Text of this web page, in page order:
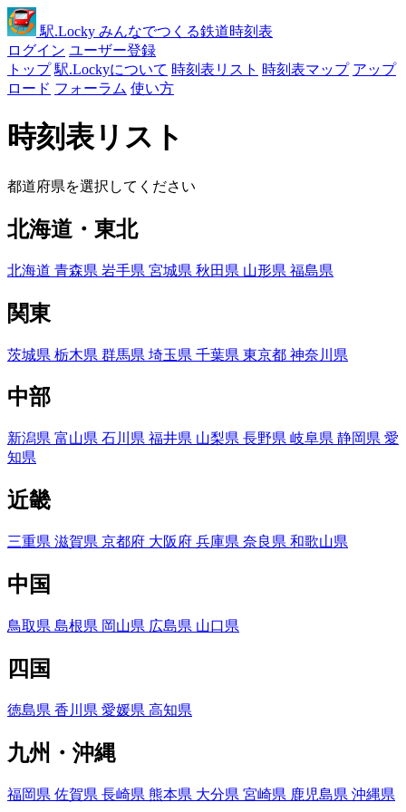
駅.Locky みんなでつくる鉄道時刻表
ログイン ユーザー登録
トップ 駅.Lockyについて 時刻表リスト 時刻表マップ アップ
ロード フォーラム 使い方
時刻表リスト
都道府県を選択してください
北海道・東北
北海道 青森県 岩手県 宮城県 秋田県 山形県 福島県
関東
茨城県 栃木県 群馬県 埼玉県 千葉県 東京都 神奈川県
中部
新潟県 富山県 石川県 福井県 山梨県 長野県 岐阜県 静岡県 愛
知県
近畿
三重県 滋賀県 京都府 大阪府 兵庫県 奈良県 和歌山県
中国
鳥取県 島根県 岡山県 広島県 山口県
四国
徳島県 香川県 愛媛県 高知県
九州・沖縄
福岡県 佐賀県 長崎県 熊本県 大分県 宮崎県 鹿児島県 沖縄県